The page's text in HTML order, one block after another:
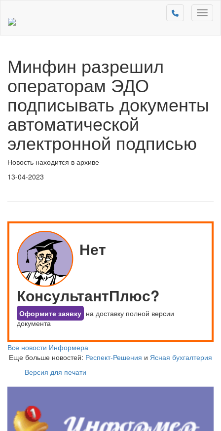
Минфин разрешил
операторам ЭДО
подписывать документы
автоматической
электронной подписью
Новость находится в архиве
13-04-2023
Нет
КонсультантПлюс?
Оформите заявку на доставку полной версии
документа
Все новости Информера
Еще больше новостей: Респект-Решения и Ясная бухгалтерия
Версия для печати